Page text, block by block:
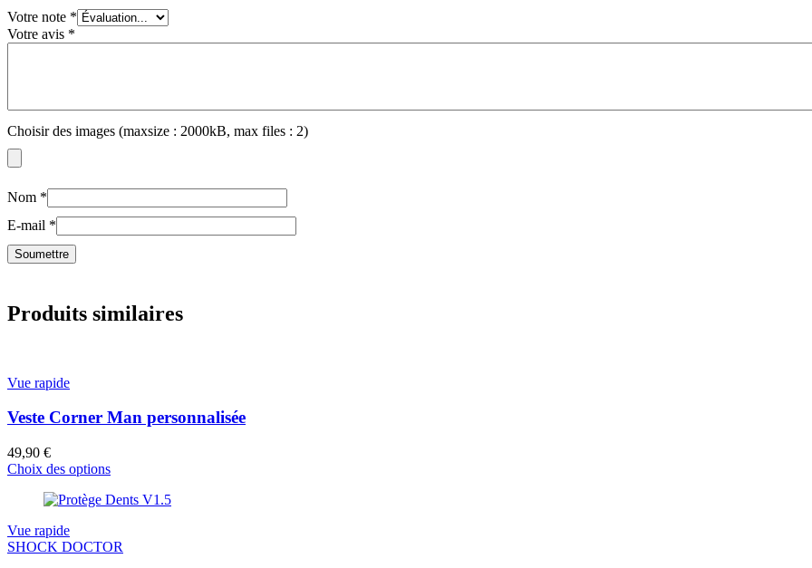
Votre note *
Votre avis *
Choisir des images (maxsize : 2000kB, max files : 2)
Nom *
E-mail *
Produits similaires
Vue rapide
Veste Corner Man personnalisée
49,90 €
Choix des options
Vue rapide
SHOCK DOCTOR